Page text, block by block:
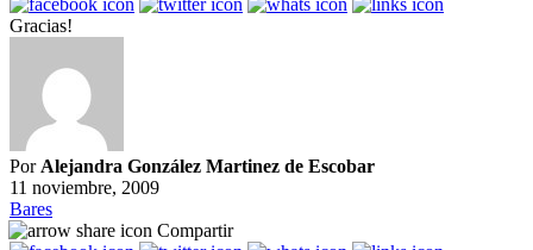
Gracias!
Por Alejandra González Martinez de Escobar
11 noviembre, 2009
Bares
Compartir